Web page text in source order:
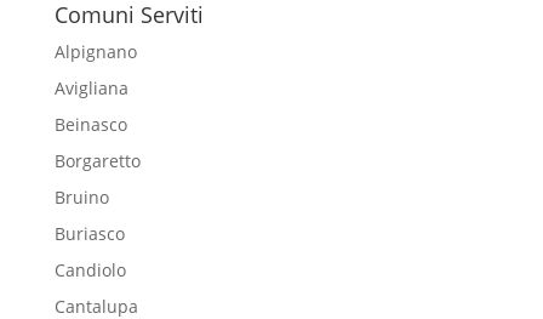
Comuni Serviti
Alpignano
Avigliana
Beinasco
Borgaretto
Bruino
Buriasco
Candiolo
Cantalupa